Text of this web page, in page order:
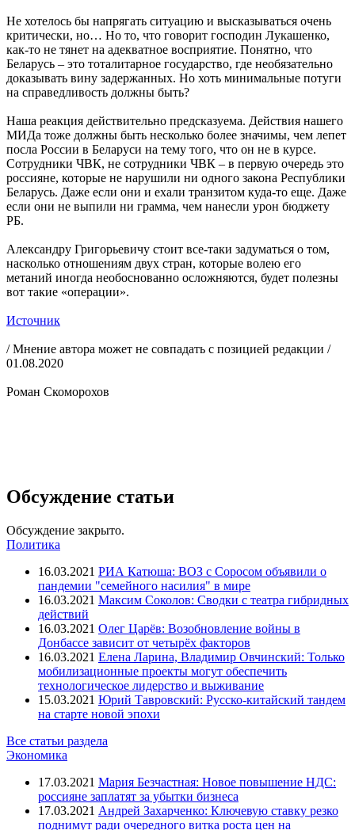
Не хотелось бы напрягать ситуацию и высказываться очень
критически, но… Но то, что говорит господин Лукашенко,
как-то не тянет на адекватное восприятие. Понятно, что
Беларусь – это тоталитарное государство, где необязательно
доказывать вину задержанных. Но хоть минимальные потуги
на справедливость должны быть?
Наша реакция действительно предсказуема. Действия нашего
МИДа тоже должны быть несколько более значимы, чем лепет
посла России в Беларуси на тему того, что он не в курсе.
Сотрудники ЧВК, не сотрудники ЧВК – в первую очередь это
россияне, которые не нарушили ни одного закона Республики
Беларусь. Даже если они и ехали транзитом куда-то еще. Даже
если они не выпили ни грамма, чем нанесли урон бюджету
РБ.
Александру Григорьевичу стоит все-таки задуматься о том,
насколько отношениям двух стран, которые волею его
метаний иногда необоснованно осложняются, будет полезны
вот такие «операции».
Источник
/ Мнение автора может не совпадать с позицией редакции /
01.08.2020
Роман Скоморохов
Обсуждение статьи
Обсуждение закрыто.
Политика
16.03.2021 РИА Катюша: ВОЗ с Соросом объявили о
пандемии "семейного насилия" в мире
16.03.2021 Максим Соколов: Сводки с театра гибридных
действий
16.03.2021 Олег Царёв: Возобновление войны в
Донбассе зависит от четырёх факторов
16.03.2021 Елена Ларина, Владимир Овчинский: Только
мобилизационные проекты могут обеспечить
технологическое лидерство и выживание
15.03.2021 Юрий Тавровский: Русско-китайский тандем
на старте новой эпохи
Все статьи раздела
Экономика
17.03.2021 Мария Безчастная: Новое повышение НДС:
россияне заплатят за убытки бизнеса
17.03.2021 Андрей Захарченко: Ключевую ставку резко
поднимут ради очередного витка роста цен на